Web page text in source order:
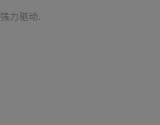
强力驱动.